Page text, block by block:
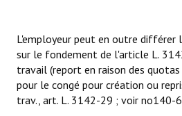
L'employeur peut en outre différer
sur le fondement de l'article L.
travail (report en raison des quotas
pour le congé pour création ou
trav., art. L. 3142-29 ; voir no140-